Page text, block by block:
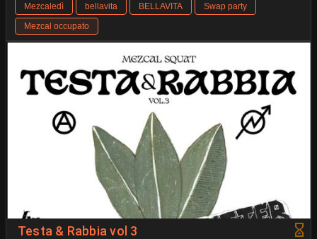
Mezcaledì bellavita BELLAVITA
Swap party
Mezcal occupato
Testa & Rabbia vol 3